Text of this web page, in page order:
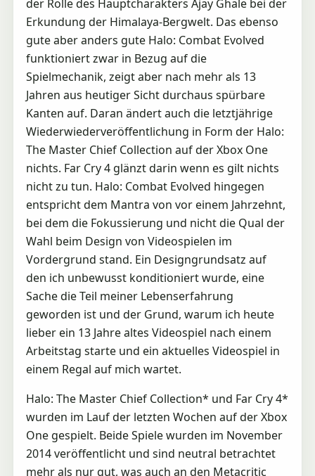
der Rolle des Hauptcharakters Ajay Ghale bei der
Erkundung der Himalaya-Bergwelt. Das ebenso
gute aber anders gute Halo: Combat Evolved
funktioniert zwar in Bezug auf die
Spielmechanik, zeigt aber nach mehr als 13
Jahren aus heutiger Sicht durchaus spürbare
Kanten auf. Daran ändert auch die letztjährige
Wiederwiederveröffentlichung in Form der Halo:
The Master Chief Collection auf der Xbox One
nichts. Far Cry 4 glänzt darin wenn es gilt nichts
nicht zu tun. Halo: Combat Evolved hingegen
entspricht dem Mantra von vor einem Jahrzehnt,
bei dem die Fokussierung und nicht die Qual der
Wahl beim Design von Videospielen im
Vordergrund stand. Ein Designgrundsatz auf
den ich unbewusst konditioniert wurde, eine
Sache die Teil meiner Lebenserfahrung
geworden ist und der Grund, warum ich heute
lieber ein 13 Jahre altes Videospiel nach einem
Arbeitstag starte und ein aktuelles Videospiel in
einem Regal auf mich wartet.
Halo: The Master Chief Collection* und Far Cry 4*
wurden im Lauf der letzten Wochen auf der Xbox
One gespielt. Beide Spiele wurden im November
2014 veröffentlicht und sind neutral betrachtet
mehr als nur gut, was auch an den Metacritic